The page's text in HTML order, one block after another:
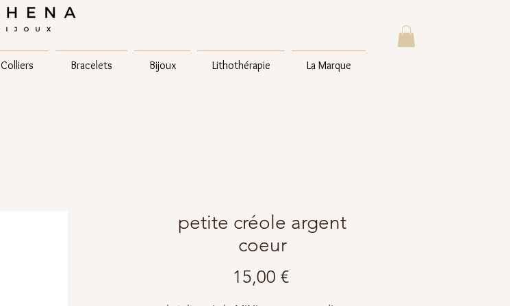
Colliers Bracelets Bijoux Lithothérapie La Marque
petite créole argent
coeur
15,00 €Prix